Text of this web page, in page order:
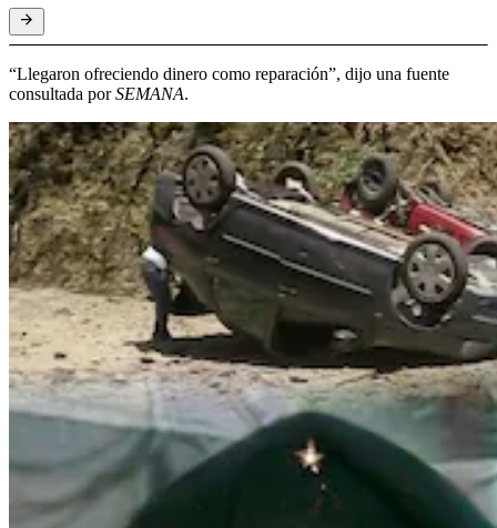
“Llegaron ofreciendo dinero como reparación”, dijo una fuente
consultada porSEMANA.